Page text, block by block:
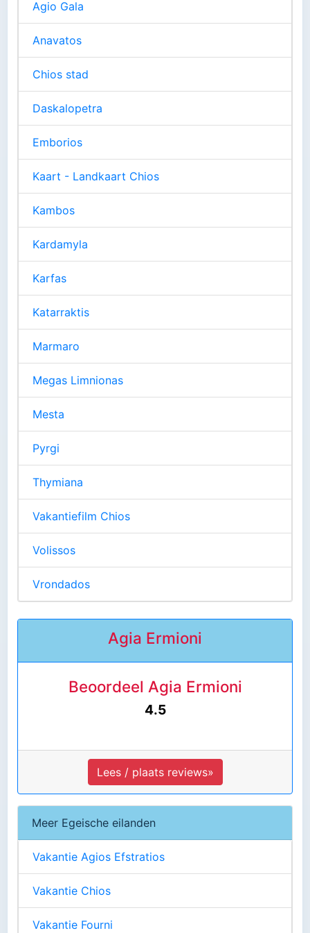
Agio Gala
Anavatos
Chios stad
Daskalopetra
Emborios
Kaart - Landkaart Chios
Kambos
Kardamyla
Karfas
Katarraktis
Marmaro
Megas Limnionas
Mesta
Pyrgi
Thymiana
Vakantiefilm Chios
Volissos
Vrondados
Agia Ermioni
Beoordeel Agia Ermioni
4.5
Lees / plaats reviews»
Meer Egeische eilanden
Vakantie Agios Efstratios
Vakantie Chios
Vakantie Fourni